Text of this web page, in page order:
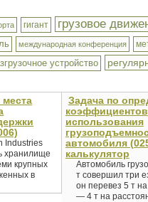
гигант грузовое
международная конференция
устройство
Industries
хранилище
крупных
в
Задача по
коэффициентов
использования
автомобиля
калькулятор
Автомобиль
т совершил три
он перевез 5 т
— 4 т на